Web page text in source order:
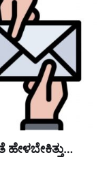
ಹೇಳಬೇಕಿತ್ತು…